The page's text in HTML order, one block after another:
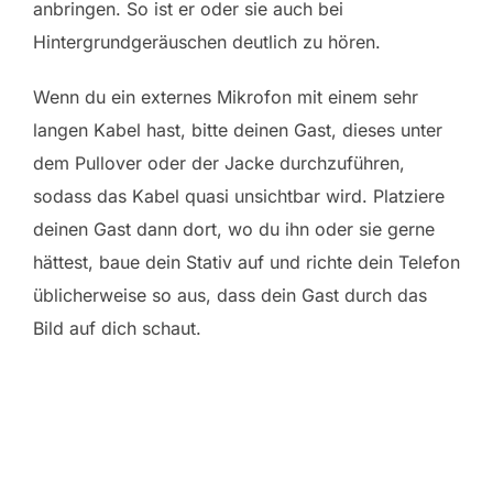
anbringen. So ist er oder sie auch bei
Hintergrundgeräuschen deutlich zu hören.
Wenn du ein externes Mikrofon mit einem sehr
langen Kabel hast, bitte deinen Gast, dieses unter
dem Pullover oder der Jacke durchzuführen,
sodass das Kabel quasi unsichtbar wird. Platziere
deinen Gast dann dort, wo du ihn oder sie gerne
hättest, baue dein Stativ auf und richte dein Telefon
üblicherweise so aus, dass dein Gast durch das
Bild auf dich schaut.